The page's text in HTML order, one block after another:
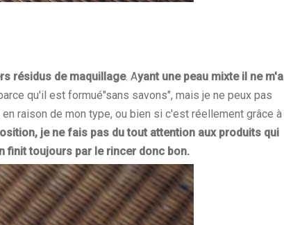
résidus de maquillage. Ayant une peau mixte il ne m'a
qu'il est formué"sans savons", mais je ne peux pas
raison de mon type, ou bien si c'est réellement grâce à
je ne fais pas du tout attention aux produits qui
finit toujours par le rincer donc bon.